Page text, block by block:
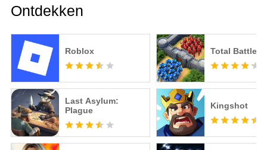
Ontdekken
Roblox Total Battle
Last Asylum:
Plague
Kingshot